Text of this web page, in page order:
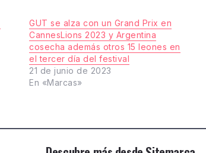
GUT se alza con un Grand Prix en
CannesLions 2023 y Argentina
cosecha además otros 15 leones en
el tercer día del festival
21 de junio de 2023
En «Marcas»